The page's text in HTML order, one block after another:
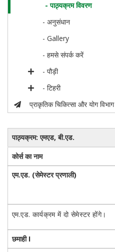
- पाठ्यक्रम विवरण
- अनुसंधान
- Gallery
- हमसे संपर्क करें
- पौड़ी
- टिहरी
प्राकृतिक चिकित्सा और योग विभाग
पाठ्यक्रम: एमएड, बी.एड.
कोर्स का नाम
एम.एड. (सेमेस्टर प्रणाली)
एम.एड. कार्यक्रम में दो सेमेस्टर होंगे।
छमाही I